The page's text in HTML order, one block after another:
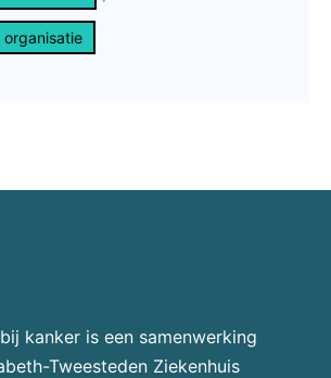
organisatie
kanker is een samenwerking
Tweesteden Ziekenhuis